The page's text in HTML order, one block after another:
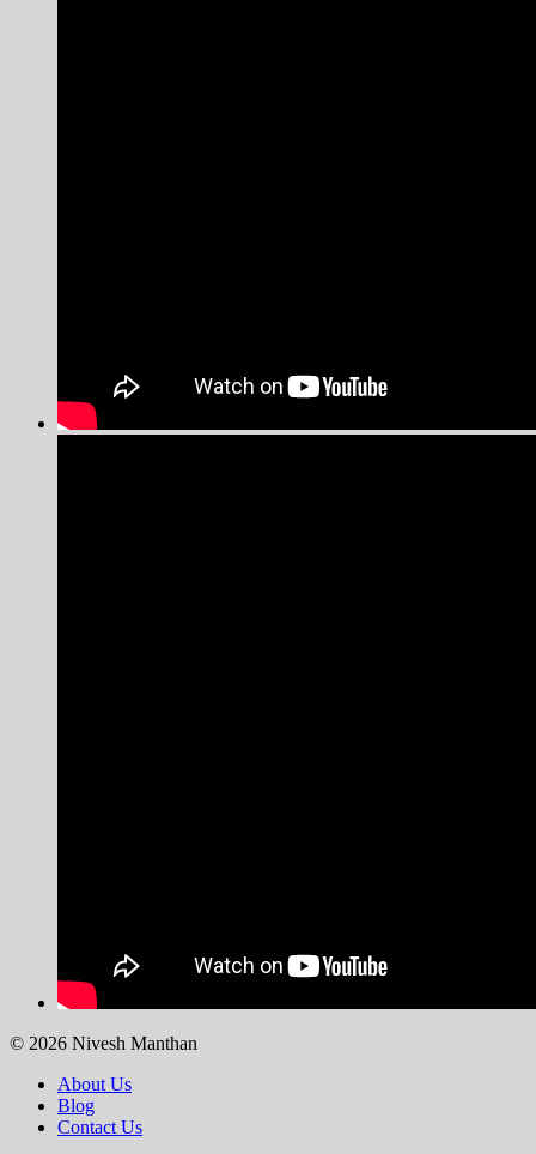
© 2026 Nivesh Manthan
About Us
Blog
Contact Us